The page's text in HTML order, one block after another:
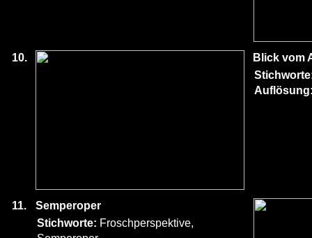
10.
Blick vom
11.
Semperoper
Stichworte: Froschperspektive,